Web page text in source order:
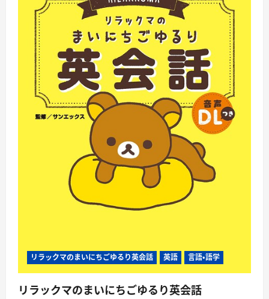
リラックマのまいにちごゆるり英会話 英語 言語・語学
リラックマのまいにちごゆるり英会話